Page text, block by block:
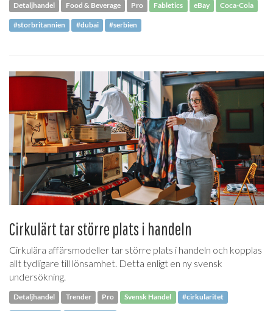
Detaljhandel Food & Beverage Pro Fabletics eBay Coca-Cola
#storbritannien #dubai #serbien
Cirkulärt tar större plats i handeln
Cirkulära affärsmodeller tar större plats i handeln och kopplas
allt tydligare till lönsamhet. Detta enligt en ny svensk
undersökning.
Detaljhandel Trender Pro Svensk Handel #cirkularitet